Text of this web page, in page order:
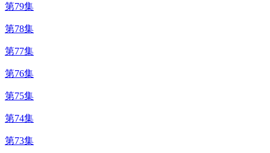
第79集
第78集
第77集
第76集
第75集
第74集
第73集